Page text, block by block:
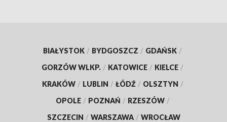
BIAŁYSTOK / BYDGOSZCZ / GDAŃSK /
GORZÓW WLKP. / KATOWICE / KIELCE /
KRAKÓW / LUBLIN / ŁÓDŹ / OLSZTYN /
OPOLE / POZNAŃ / RZESZÓW /
SZCZECIN / WARSZAWA / WROCŁAW